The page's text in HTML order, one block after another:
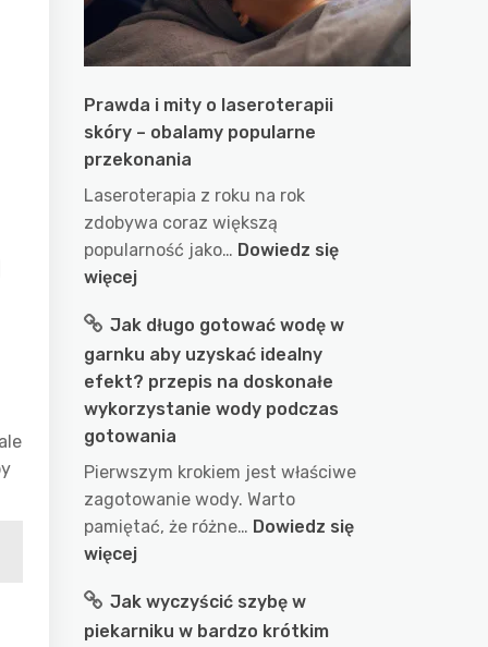
do
jadłospisu?
Prawda i mity o laseroterapii
skóry – obalamy popularne
przekonania
Laseroterapia z roku na rok
zdobywa coraz większą
popularność jako… Dowiedz się
więcej:
i
mity
o
laseroterapii
skóry
–
obalamy
popularne
przekonania
Jak długo gotować wodę w
garnku aby uzyskać idealny
efekt? przepis na doskonałe
wykorzystanie wody podczas
gotowania
Pierwszym krokiem jest właściwe
zagotowanie wody. Warto
pamiętać, że różne… Dowiedz się
więcej:
długo
gotować
Jak wyczyścić szybę w
piekarniku w bardzo krótkim